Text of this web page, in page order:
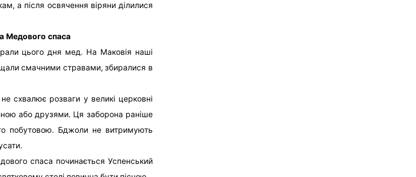
а після освячення віряни ділилися
Медового спаса
цього дня мед. На Маковія наші
смачними стравами, збиралися в
схвалює розваги у великі церковні
або друзями. Ця заборона раніше
побутовою. Бджоли не витримують
спаса починається Успенський